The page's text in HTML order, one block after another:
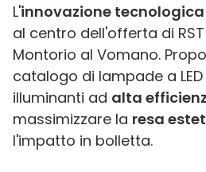
L'innovazione tecnologica
al centro dell'offerta di
Montorio al Vomano.
catalogo di lampade a
illuminanti ad alta
massimizzare la resa
l'impatto in bolletta.